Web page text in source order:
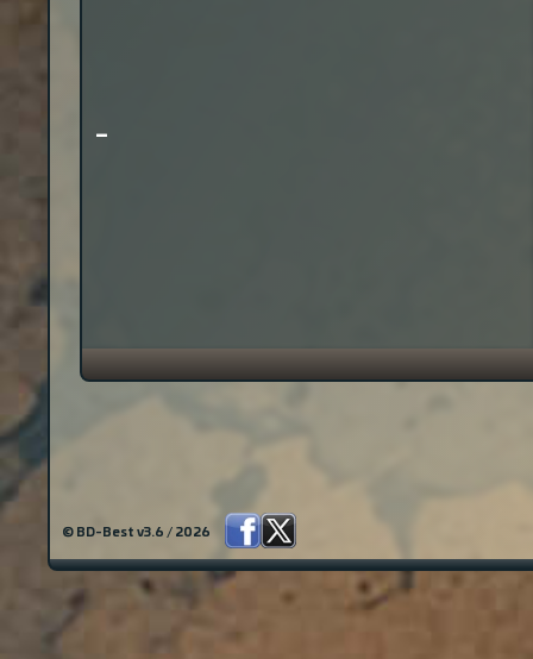
-
© BD-Best v3.6 / 2026